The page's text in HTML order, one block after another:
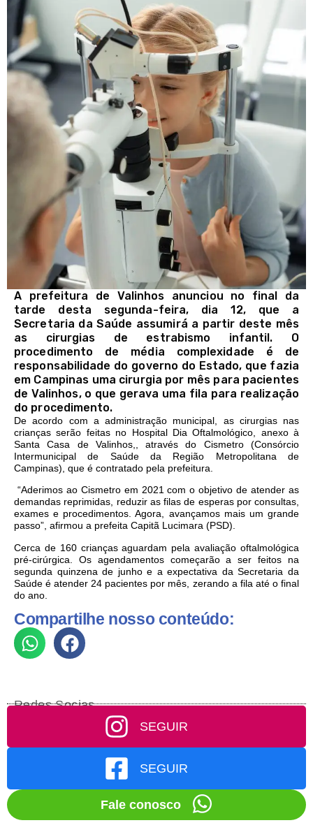
A prefeitura de Valinhos anunciou no final da
tarde desta segunda-feira, dia 12, que a
Secretaria da Saúde assumirá a partir deste mês
as cirurgias de estrabismo infantil. O
procedimento de média complexidade é de
responsabilidade do governo do Estado, que fazia
em Campinas uma cirurgia por mês para pacientes
de Valinhos, o que gerava uma fila para realização
do procedimento.
De acordo com a administração municipal, as cirurgias nas
crianças serão feitas no Hospital Dia Oftalmológico, anexo à
Santa Casa de Valinhos,, através do Cismetro (Consórcio
Intermunicipal de Saúde da Região Metropolitana de
Campinas), que é contratado pela prefeitura.
“Aderimos ao Cismetro em 2021 com o objetivo de atender as
demandas reprimidas, reduzir as filas de esperas por consultas,
exames e procedimentos. Agora, avançamos mais um grande
passo”, afirmou a prefeita Capitã Lucimara (PSD).
Cerca de 160 crianças aguardam pela avaliação oftalmológica
pré-cirúrgica. Os agendamentos começarão a ser feitos na
segunda quinzena de junho e a expectativa da Secretaria da
Saúde é atender 24 pacientes por mês, zerando a fila até o final
do ano.
Compartilhe nosso conteúdo:
Redes Socias
SEGUIR
SEGUIR
Fale conosco